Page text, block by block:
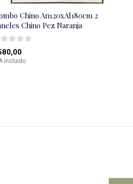
Chino An120xAl180cm 2
Chino Pez Naranja
incluido